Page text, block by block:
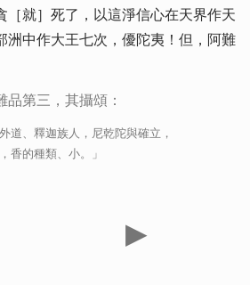
［就］死了，以這淨信心在天界作天
洲中作大王七次，優陀夷！但，阿難
品第三，其攝頌：
道、釋迦族人，尼乾陀與確立，
香的種類、小。」
▶